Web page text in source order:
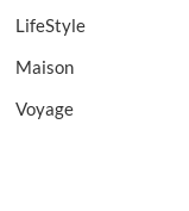
LifeStyle
Maison
Voyage